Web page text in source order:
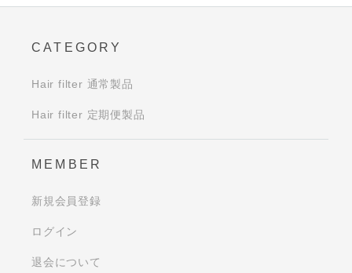
CATEGORY
Hair filter 通常製品
Hair filter 定期便製品
MEMBER
新規会員登録
ログイン
退会について